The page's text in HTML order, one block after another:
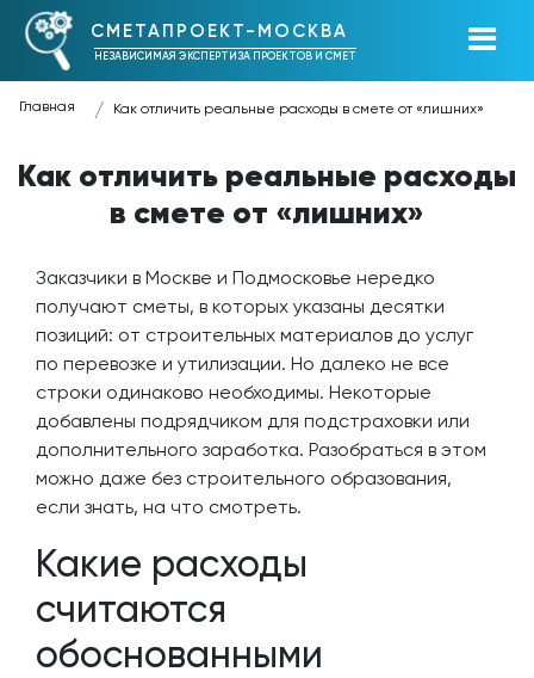
СМЕТАПРОЕКТ-МОСКВА
НЕЗАВИСИМАЯ ЭКСПЕРТИЗА ПРОЕКТОВ И СМЕТ
Главная Как отличить реальные расходы в смете от «лишних»
Как отличить реальные расходы
в смете от «лишних»
Заказчики в Москве и Подмосковье нередко
получают сметы, в которых указаны десятки
позиций: от строительных материалов до услуг
по перевозке и утилизации. Но далеко не все
строки одинаково необходимы. Некоторые
добавлены подрядчиком для подстраховки или
дополнительного заработка. Разобраться в этом
можно даже без строительного образования,
если знать, на что смотреть.
Какие расходы
считаются
обоснованными